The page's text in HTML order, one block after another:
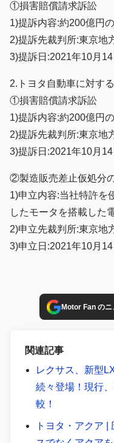
①損害賠償請求訴訟
1)提訴内容:約200億円
2)提訴先裁判所:東京地
3)提訴日:2021年10月14
2.トヨタ自動車に対す
①損害賠償請求訴訟
1)提訴内容:約200億円
2)提訴先裁判所:東京地
3)提訴日:2021年10月14
②製造販売差止仮処分
1)申立内容:当社特許を
したモータを搭載した
2)申立先裁判所:東京地
3)申立日:2021年10月14
Motor Fan のニ
関連記事
レクサス、新型
続々登場！現行
較！
トヨタ・アクア |